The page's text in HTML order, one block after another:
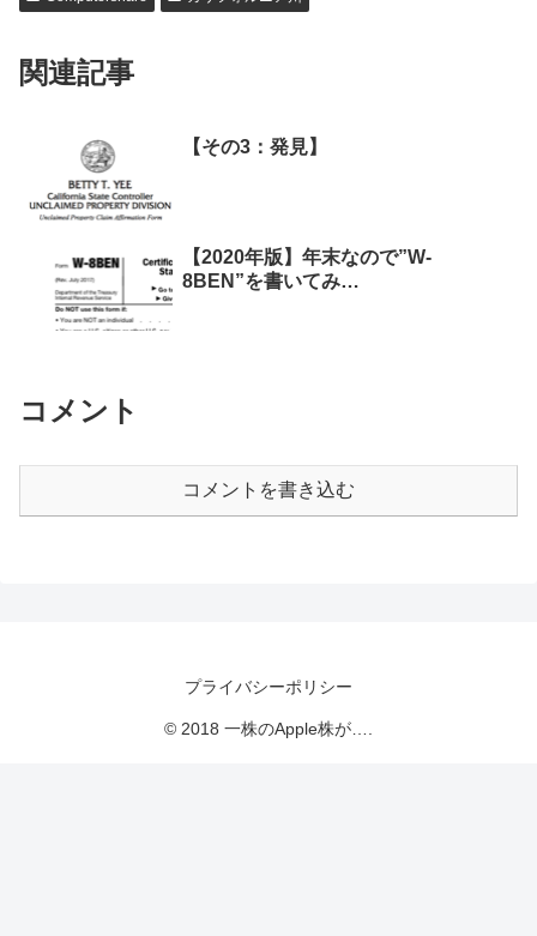
関連記事
【その3：発見】
【2020年版】年末なので”W-
8BEN”を書いてみ…
コメント
コメントを書き込む
プライバシーポリシー
© 2018 一株のApple株が….